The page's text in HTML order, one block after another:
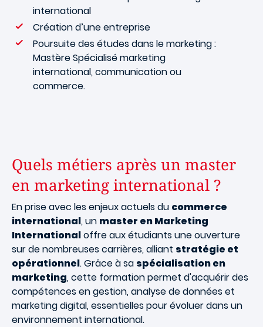
international
Création d’une entreprise
Poursuite des études dans le marketing :
Mastère Spécialisé marketing
international, communication ou
commerce.
Quels métiers après un master
en marketing international ?
En prise avec les enjeux actuels du commerce
international, un master en Marketing
Internationaloffre aux étudiants une ouverture
sur de nombreuses carrières, alliant stratégie et
opérationnel. Grâce à sa spécialisation en
marketing, cette formation permet d'acquérir des
compétences en gestion, analyse de données et
marketing digital, essentielles pour évoluer dans un
environnement international.